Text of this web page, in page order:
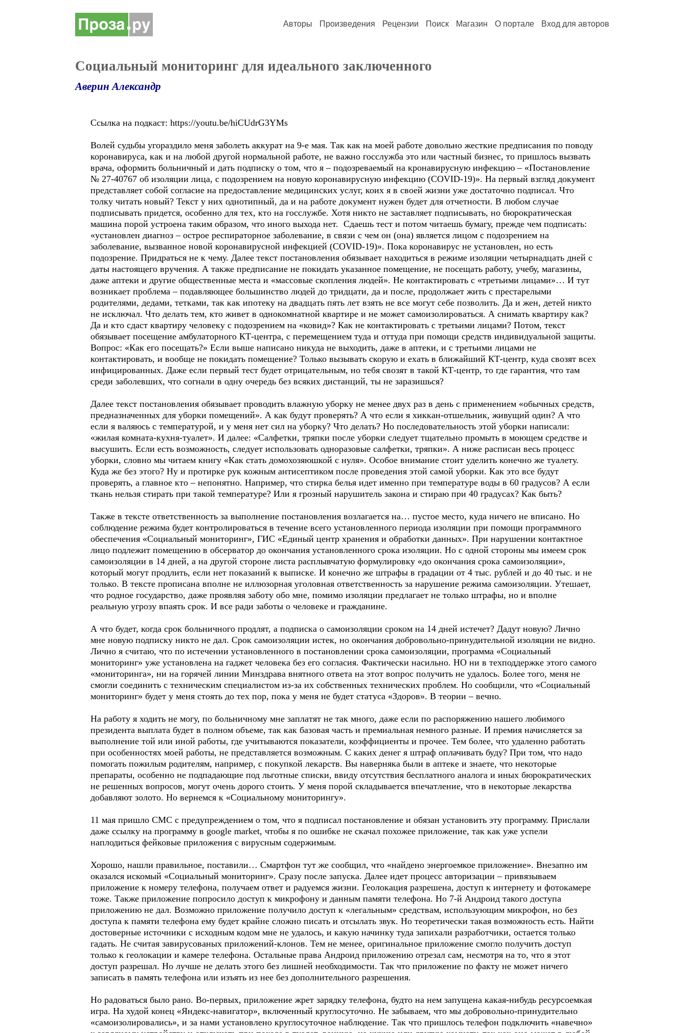
Авторы Произведения Рецензии Поиск Магазин О портале Вход для авторов
Социальный мониторинг для идеального заключенного
Аверин Александр
Ссылка на подкаст: https://youtu.be/hiCUdrG3YMs
Волей судьбы угораздило меня заболеть аккурат на 9-е мая. Так как на моей работе довольно жесткие предписания по поводу
коронавируса, как и на любой другой нормальной работе, не важно госслужба это или частный бизнес, то пришлось вызвать
врача, оформить больничный и дать подписку о том, что я – подозреваемый на кронавирусную инфекцию – «Постановление
№ 27-40767 об изоляции лица, с подозрением на новую коронавирусную инфекцию (COVID-19)». На первый взгляд документ
представляет собой согласие на предоставление медицинских услуг, коих я в своей жизни уже достаточно подписал. Что
толку читать новый? Текст у них однотипный, да и на работе документ нужен будет для отчетности. В любом случае
подписывать придется, особенно для тех, кто на госслужбе. Хотя никто не заставляет подписывать, но бюрократическая
машина порой устроена таким образом, что иного выхода нет. Сдаешь тест и потом читаешь бумагу, прежде чем подписать:
«установлен диагноз – острое респираторное заболевание, в связи с чем он (она) является лицом с подозрением на
заболевание, вызванное новой коронавирусной инфекцией (COVID-19)». Пока коронавирус не установлен, но есть
подозрение. Придраться не к чему. Далее текст постановления обязывает находиться в режиме изоляции четырнадцать дней с
даты настоящего вручения. А также предписание не покидать указанное помещение, не посещать работу, учебу, магазины,
даже аптеки и другие общественные места и «массовые скопления людей». Не контактировать с «третьими лицами»… И тут
возникает проблема – подавляющее большинство людей до тридцати, да и после, продолжает жить с престарелыми
родителями, дедами, тетками, так как ипотеку на двадцать пять лет взять не все могут себе позволить. Да и жен, детей никто
не исключал. Что делать тем, кто живет в однокомнатной квартире и не может самоизолироваться. А снимать квартиру как?
Да и кто сдаст квартиру человеку с подозрением на «ковид»? Как не контактировать с третьими лицами? Потом, текст
обязывает посещение амбулаторного КТ-центра, с перемещением туда и оттуда при помощи средств индивидуальной защиты.
Вопрос: «Как его посещать?» Если выше написано никуда не выходить, даже в аптеки, и с третьими лицами не
контактировать, и вообще не покидать помещение? Только вызывать скорую и ехать в ближайший КТ-центр, куда свозят всех
инфицированных. Даже если первый тест будет отрицательным, но тебя свозят в такой КТ-центр, то где гарантия, что там
среди заболевших, что согнали в одну очередь без всяких дистанций, ты не заразишься?
Далее текст постановления обязывает проводить влажную уборку не менее двух раз в день с применением «обычных средств,
предназначенных для уборки помещений». А как будут проверять? А что если я хиккан-отшельник, живущий один? А что
если я валяюсь с температурой, и у меня нет сил на уборку? Что делать? Но последовательность этой уборки написали:
«жилая комната-кухня-туалет». И далее: «Салфетки, тряпки после уборки следует тщательно промыть в моющем средстве и
высушить. Если есть возможность, следует использовать одноразовые салфетки, тряпки». А ниже расписан весь процесс
уборки, словно мы читаем книгу «Как стать домохозяюшкой с нуля». Особое внимание стоит уделить конечно же туалету.
Куда же без этого? Ну и протирке рук кожным антисептиком после проведения этой самой уборки. Как это все будут
проверять, а главное кто – непонятно. Например, что стирка белья идет именно при температуре воды в 60 градусов? А если
ткань нельзя стирать при такой температуре? Или я грозный нарушитель закона и стираю при 40 градусах? Как быть?
Также в тексте ответственность за выполнение постановления возлагается на… пустое место, куда ничего не вписано. Но
соблюдение режима будет контролироваться в течение всего установленного периода изоляции при помощи программного
обеспечения «Социальный мониторинг», ГИС «Единый центр хранения и обработки данных». При нарушении контактное
лицо подлежит помещению в обсерватор до окончания установленного срока изоляции. Но с одной стороны мы имеем срок
самоизоляции в 14 дней, а на другой стороне листа расплывчатую формулировку «до окончания срока самоизоляции»,
который могут продлить, если нет показаний к выписке. И конечно же штрафы в градации от 4 тыс. рублей и до 40 тыс. и не
только. В тексте прописана вполне не иллюзорная уголовная ответственность за нарушение режима самоизоляции. Утешает,
что родное государство, даже проявляя заботу обо мне, помимо изоляции предлагает не только штрафы, но и вполне
реальную угрозу впаять срок. И все ради заботы о человеке и гражданине.
А что будет, когда срок больничного продлят, а подписка о самоизоляции сроком на 14 дней истечет? Дадут новую? Лично
мне новую подписку никто не дал. Срок самоизоляции истек, но окончания добровольно-принудительной изоляции не видно.
Лично я считаю, что по истечении установленного в постановлении срока самоизоляции, программа «Социальный
мониторинг» уже установлена на гаджет человека без его согласия. Фактически насильно. НО ни в техподдержке этого самого
«мониторинга», ни на горячей линии Минздрава внятного ответа на этот вопрос получить не удалось. Более того, меня не
смогли соединить с техническим специалистом из-за их собственных технических проблем. Но сообщили, что «Социальный
мониторинг» будет у меня стоять до тех пор, пока у меня не будет статуса «Здоров». В теории – вечно.
На работу я ходить не могу, по больничному мне заплатят не так много, даже если по распоряжению нашего любимого
президента выплата будет в полном объеме, так как базовая часть и премиальная немного разные. И премия начисляется за
выполнение той или иной работы, где учитываются показатели, коэффициенты и прочее. Тем более, что удаленно работать
при особенностях моей работы, не представляется возможным. С каких денег я штраф оплачивать буду? При том, что надо
помогать пожилым родителям, например, с покупкой лекарств. Вы наверняка были в аптеке и знаете, что некоторые
препараты, особенно не подпадающие под льготные списки, ввиду отсутствия бесплатного аналога и иных бюрократических
не решенных вопросов, могут очень дорого стоить. У меня порой складывается впечатление, что в некоторые лекарства
добавляют золото. Но вернемся к «Социальному мониторингу».
11 мая пришло СМС с предупреждением о том, что я подписал постановление и обязан установить эту программу. Прислали
даже ссылку на программу в google market, чтобы я по ошибке не скачал похожее приложение, так как уже успели
наплодиться фейковые приложения с вирусным содержимым.
Хорошо, нашли правильное, поставили… Смартфон тут же сообщил, что «найдено энергоемкое приложение». Внезапно им
оказался искомый «Социальный мониторинг». Сразу после запуска. Далее идет процесс авторизации – привязываем
приложение к номеру телефона, получаем ответ и радуемся жизни. Геолокация разрешена, доступ к интернету и фотокамере
тоже. Также приложение попросило доступ к микрофону и данным памяти телефона. Но 7-й Андроид такого доступа
приложению не дал. Возможно приложение получило доступ к «легальным» средствам, использующим микрофон, но без
доступа к памяти телефона ему будет крайне сложно писать и отсылать звук. Но теоретически такая возможность есть. Найти
достоверные источники с исходным кодом мне не удалось, и какую начинку туда запихали разработчики, остается только
гадать. Не считая завирусованых приложений-клонов. Тем не менее, оригинальное приложение смогло получить доступ
только к геолокации и камере телефона. Остальные права Андроид приложению отрезал сам, несмотря на то, что я этот
доступ разрешал. Но лучше не делать этого без лишней необходимости. Так что приложение по факту не может ничего
записать в память телефона или изъять из нее без дополнительного разрешения.
Но радоваться было рано. Во-первых, приложение жрет зарядку телефона, будто на нем запущена какая-нибудь ресурсоемкая
игра. На худой конец «Яндекс-навигатор», включенный круглосуточно. Не забываем, что мы добровольно-принудительно
«самоизолировались», и за нами установлено круглосуточное наблюдение. Так что пришлось телефон подключить «навечно»